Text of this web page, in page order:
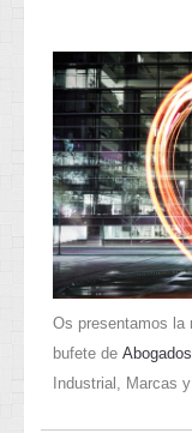
Os presentamos la
bufete de
Industrial, Marcas